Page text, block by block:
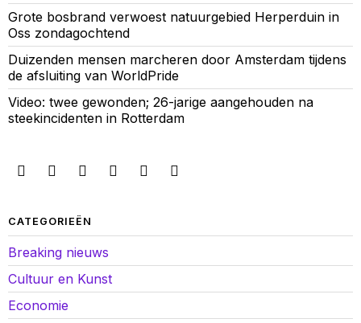
Grote bosbrand verwoest natuurgebied Herperduin in
Oss zondagochtend
Duizenden mensen marcheren door Amsterdam tijdens
de afsluiting van WorldPride
Video: twee gewonden; 26-jarige aangehouden na
steekincidenten in Rotterdam
CATEGORIEËN
Breaking nieuws
Cultuur en Kunst
Economie